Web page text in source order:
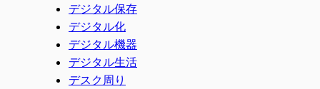
デジタル保存
デジタル化
デジタル機器
デジタル生活
デスク周り